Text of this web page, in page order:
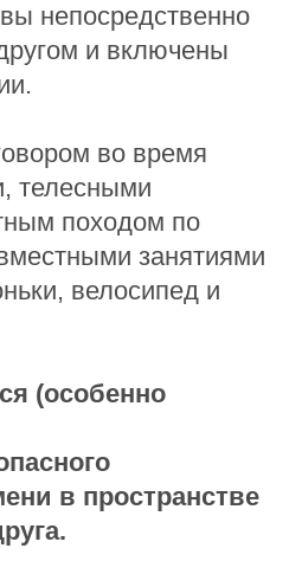
непосредственно
и включены
во время
телесными
походом по
занятиями
велосипед и
(особенно
в пространстве